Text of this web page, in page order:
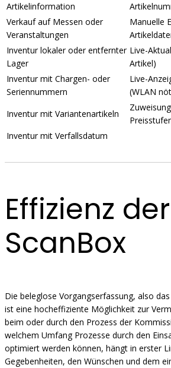
Artikelinformation
Verkauf auf Messen oder
Veranstaltungen
Manuelle
Inventur lokaler oder entfernter
Lager
Live-
Artikel)
Inventur mit Chargen- oder
Seriennummern
Live-
(WLAN
Inventur mit Variantenartikeln
Inventur mit Verfallsdatum
Effizienz der
ScanBox
Die beleglose Vorgangserfassung, also
ist eine hocheffiziente Möglichkeit zur
beim oder durch den Prozess der
welchem Umfang Prozesse durch den
optimiert werden können, hängt in erster
Gegebenheiten, den Wünschen und dem